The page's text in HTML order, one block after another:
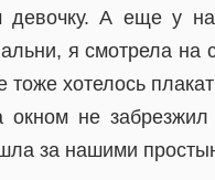
девочку. А еще у
я смотрела на
хотелось
окном не забрезжил
за нашими